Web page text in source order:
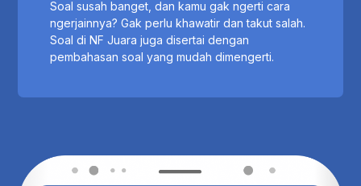
Soal susah banget, dan kamu gak ngerti cara
ngerjainnya? Gak perlu khawatir dan takut salah.
Soal di NF Juara juga disertai dengan
pembahasan soal yang mudah dimengerti.